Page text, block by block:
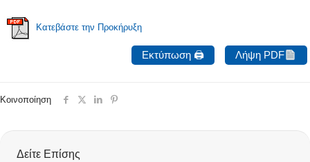
Κατεβάστε την Προκήρυξη
Εκτύπωση 🖨 Λήψη PDF
Κοινοποίηση
Δείτε Επίσης